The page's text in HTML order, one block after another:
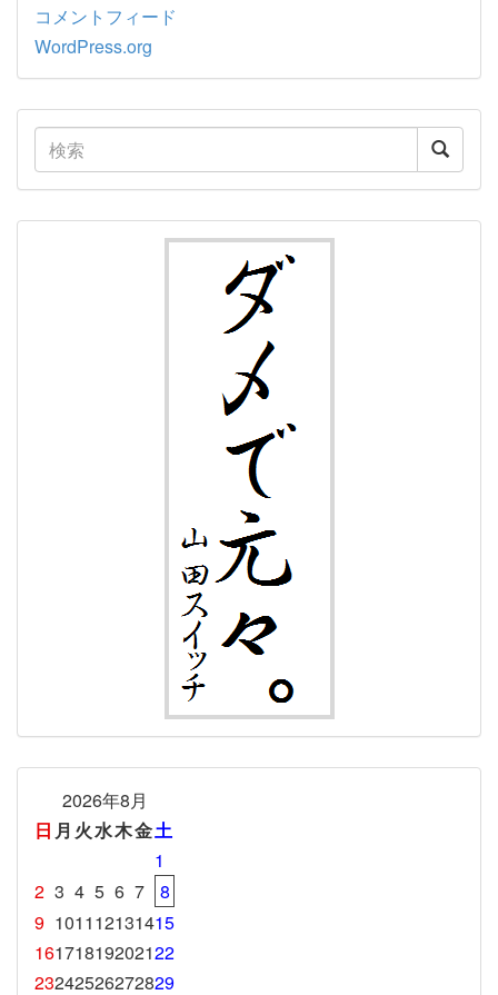
コメントフィード
WordPress.org
2026年8月
日 月 火水木金土
1
2 3 4 5 6 7
8
9 101112131415
16171819202122
23242526272829